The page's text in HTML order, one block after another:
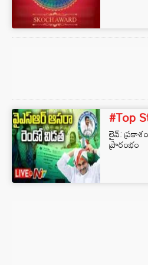
#Top
లైవ్‌:
ప్రారంభం